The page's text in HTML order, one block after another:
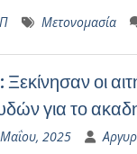
Μετονομασία
οι
για το
2025